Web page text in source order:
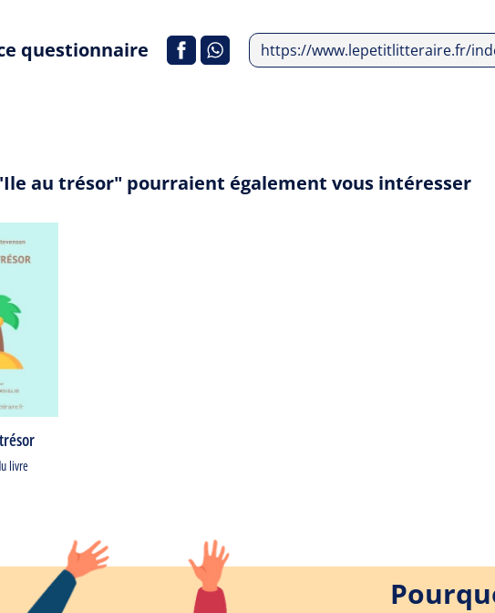
questionnaire https://www.lepetitlitteraire.fr/
au trésor" pourraient également vous intéresser
livre